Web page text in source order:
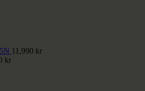
11,990 kr
kr